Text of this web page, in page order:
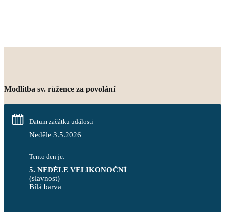
Modlitba sv. růžence za povolání
Datum začátku události
Neděle 3.5.2026
Tento den je:
5. NEDĚLE VELIKONOČNÍ
(slavnost)
Bílá barva